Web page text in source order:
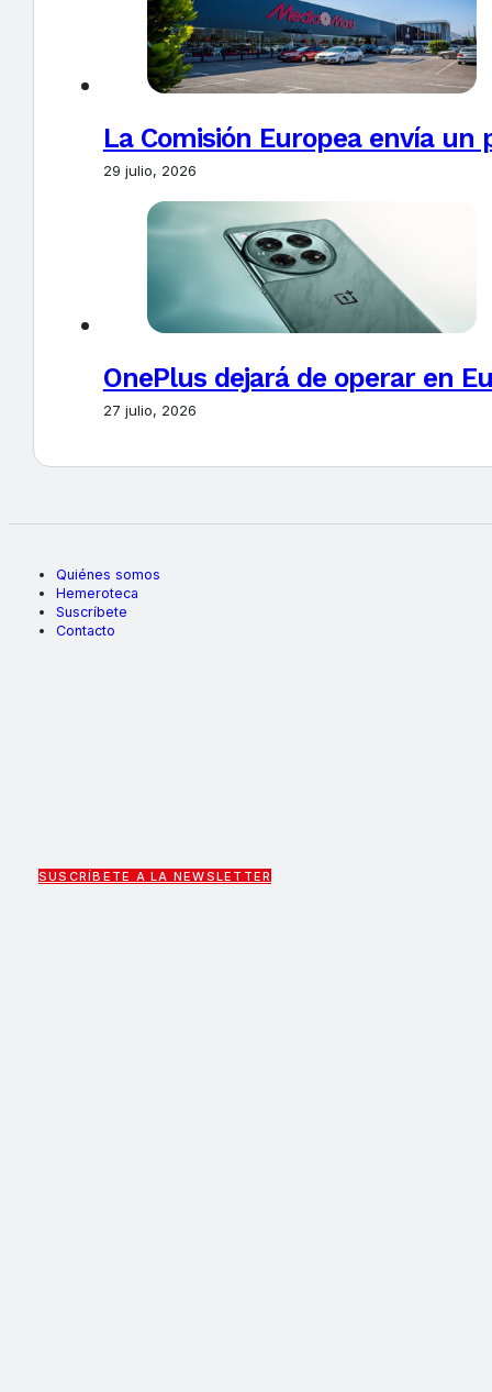
La Comisión Europea envía un
29 julio, 2026
OnePlus dejará de operar en
27 julio, 2026
Quiénes somos
Hemeroteca
Suscríbete
Contacto
SUSCRÍBETE A LA NEWSLETTER